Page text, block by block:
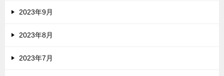
2023年9月
2023年8月
2023年7月